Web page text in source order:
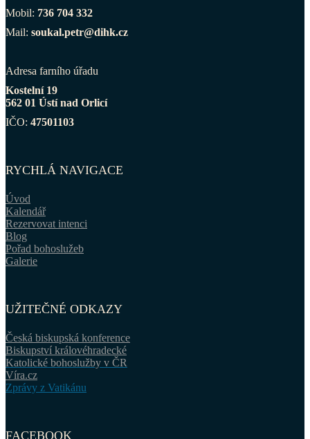
Mobil: 736 704 332
Mail: soukal.petr@dihk.cz
Adresa farního úřadu
Kostelní 19
562 01 Ústí nad Orlicí
IČO: 47501103
RYCHLÁ NAVIGACE
Úvod
Kalendář
Rezervovat intenci
Blog
Pořad bohoslužeb
Galerie
UŽITEČNÉ ODKAZY
Česká biskupská konference
Biskupství královéhradecké
Katolické bohoslužby v ČR
Víra.cz
Zprávy z Vatikánu
FACEBOOK